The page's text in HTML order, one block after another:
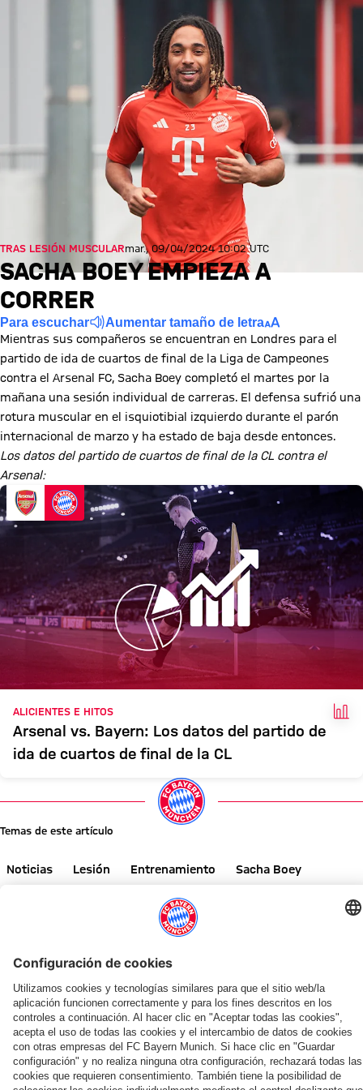
TRAS LESIÓN MUSCULARmar., 09/04/2024 10:02 UTC
SACHA BOEY EMPIEZA A
CORRER
Para escuchar Aumentar tamaño de letra
Mientras sus compañeros se encuentran en Londres para el
partido de ida de cuartos de final de la Liga de Campeones
contra el Arsenal FC, Sacha Boey completó el martes por la
mañana una sesión individual de carreras. El defensa sufrió una
rotura muscular en el isquiotibial izquierdo durante el parón
internacional de marzo y ha estado de baja desde entonces.
Los datos del partido de cuartos de final de la CL contra el
Arsenal:
ALICIENTES E HITOS
Arsenal vs. Bayern: Los datos del partido de
ida de cuartos de final de la CL
Temas de este artículo
Noticias Lesión Entrenamiento
Sacha Boey
NOTICIAS RELACIONADAS
CHARLA EN LA GIRA
ENTREVISTA
Jonas
GALERÍA
GALERÍA
El
CHARLA EN LA GIRA
ENTREVISTA
Arijon
AUDI SUMMER TOUR
Seguimiento,
minuto
CHARLA EN LA GIRA
ENTREVISTA
Jonathan
AUDI SUMMER TOUR
Seguimiento,
minuto
GALERÍA
GALERÍA
Primer
ENTRENAMIENTO
GALERÍA
Así